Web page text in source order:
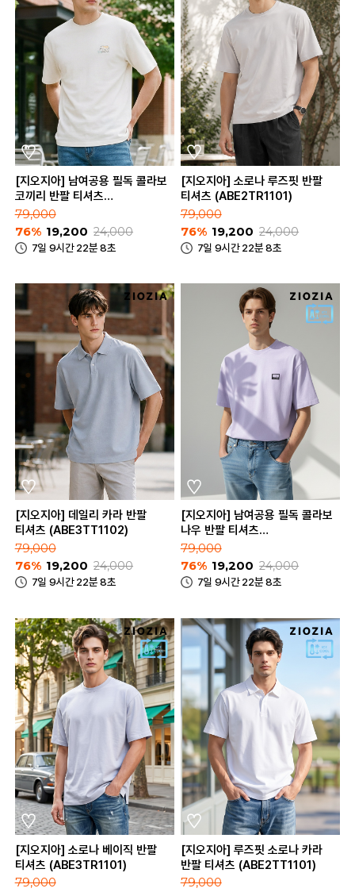
[지오지아] 남여공용 필독 콜라보
코끼리 반팔 티셔츠
(ABE2TR3181)
79,000
76% 19,200 24,000
7일 9시간 22분 8초
[지오지아] 소로나 루즈핏 반팔
티셔츠 (ABE2TR1101)
79,000
76% 19,200 24,000
7일 9시간 22분 8초
[지오지아] 데일리 카라 반팔
티셔츠 (ABE3TT1102)
79,000
76% 19,200 24,000
7일 9시간 22분 8초
[지오지아] 남여공용 필독 콜라보
나우 반팔 티셔츠
(ABE2TR3183)
79,000
76% 19,200 24,000
7일 9시간 22분 8초
[지오지아] 소로나 베이직 반팔
티셔츠 (ABE3TR1101)
79,000
[지오지아] 루즈핏 소로나 카라
반팔 티셔츠 (ABE2TT1101)
79,000